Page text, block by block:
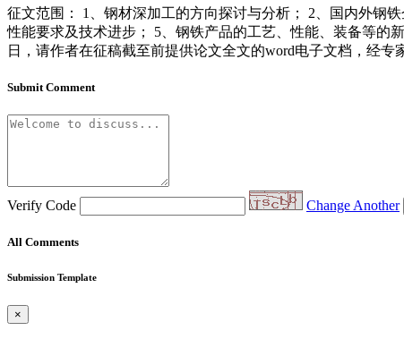
征文范围： 1、钢材深加工的方向探讨与分析； 2、国内外钢
性能要求及技术进步； 5、钢铁产品的工艺、性能、装备等的
日，请作者在征稿截至前提供论文全文的word电子文档，经专
Submit Comment
Verify Code Change Another
All Comments
Submission Template
×